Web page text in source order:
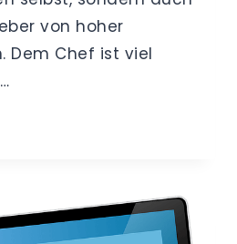
von hoher
Dem Chef ist viel